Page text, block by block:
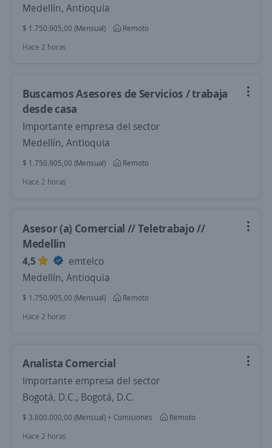
Medellín, Antioquia
$ 1.750.905,00 (Mensual)
Remoto
Hace 2 horas
Buscamos Asesores de Servicios / trabaja
desde casa
Importante empresa del sector
Medellín, Antioquia
$ 1.750.905,00 (Mensual)
Remoto
Hace 2 horas
Asesor (a) Comercial // Teletrabajo //
Medellin
4,5
emtelco
Medellín, Antioquia
$ 1.750.905,00 (Mensual)
Remoto
Hace 2 horas
Analista Comercial
Importante empresa del sector
Bogotá, D.C., Bogotá, D.C.
$ 3.600.000,00 (Mensual) + Comisiones
Remoto
Hace 2 horas